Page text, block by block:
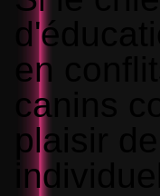
en
canins
plaisir